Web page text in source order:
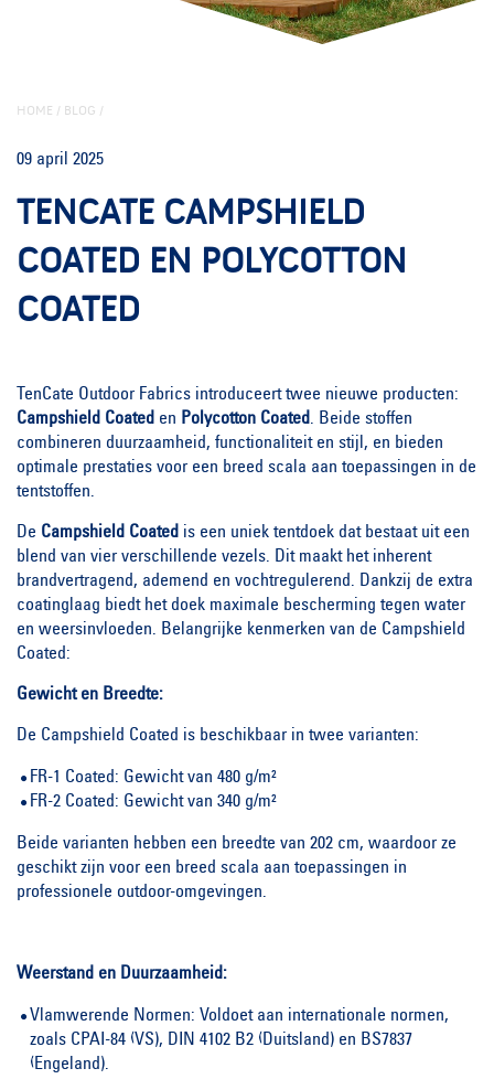
HOME / BLOG /
09 april 2025
TENCATE CAMPSHIELD
COATED EN POLYCOTTON
COATED
TenCate Outdoor Fabrics introduceert twee nieuwe producten:
Campshield Coated en Polycotton Coated. Beide stoffen
combineren duurzaamheid, functionaliteit en stijl, en bieden
optimale prestaties voor een breed scala aan toepassingen in de
tentstoffen.
De Campshield Coated is een uniek tentdoek dat bestaat uit een
blend van vier verschillende vezels. Dit maakt het inherent
brandvertragend, ademend en vochtregulerend. Dankzij de extra
coatinglaag biedt het doek maximale bescherming tegen water
en weersinvloeden. Belangrijke kenmerken van de Campshield
Coated:
Gewicht en Breedte:
De Campshield Coated is beschikbaar in twee varianten:
FR-1 Coated: Gewicht van 480 g/m²
FR-2 Coated: Gewicht van 340 g/m²
Beide varianten hebben een breedte van 202 cm, waardoor ze
geschikt zijn voor een breed scala aan toepassingen in
professionele outdoor-omgevingen.
Weerstand en Duurzaamheid:
Vlamwerende Normen: Voldoet aan internationale normen,
zoals CPAI-84 (VS), DIN 4102 B2 (Duitsland) en BS7837
(Engeland).